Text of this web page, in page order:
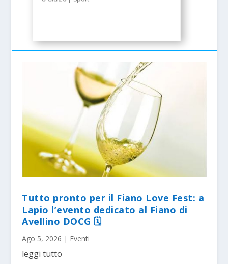
Tutto pronto per il Fiano Love Fest: a
Lapio l’evento dedicato al Fiano di
Avellino DOCG 🗓
Ago 5, 2026 | Eventi
leggi tutto